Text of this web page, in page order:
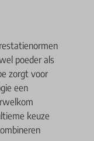
poeder als
zorgt voor
een
keuze